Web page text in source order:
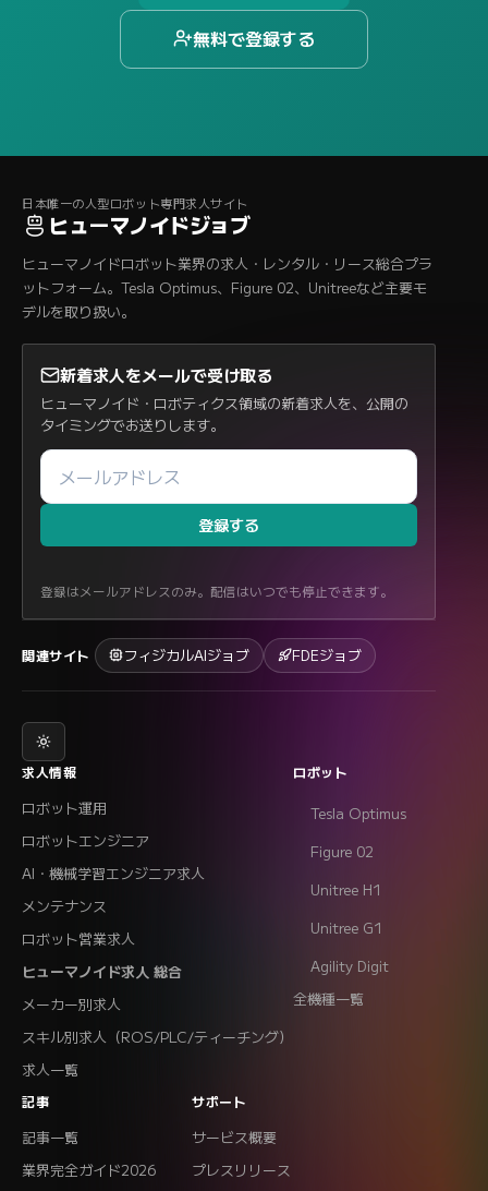
無料で登録する
日本唯一の人型ロボット専門求人サイト
ヒューマノイドジョブ
ヒューマノイドロボット業界の求人・レンタル・リース総合プラ
ットフォーム。Tesla Optimus、Figure 02、Unitreeなど主要モ
デルを取り扱い。
新着求人をメールで受け取る
ヒューマノイド・ロボティクス領域の新着求人を、公開の
タイミングでお送りします。
登録する
登録はメールアドレスのみ。配信はいつでも停止できます。
関連サイト フィジカルAIジョブ FDEジョブ
求人情報
ロボット運用
ロボットエンジニア
AI・機械学習エンジニア求人
メンテナンス
ロボット営業求人
ヒューマノイド求人 総合
メーカー別求人
スキル別求人（ROS/PLC/ティーチング）
求人一覧
ロボット
Tesla Optimus
Figure 02
Unitree H1
Unitree G1
Agility Digit
全機種一覧
記事
記事一覧
業界完全ガイド2026
サポート
サービス概要
プレスリリース